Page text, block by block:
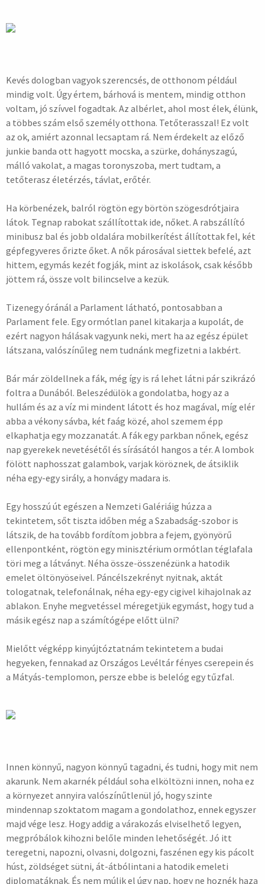
Kevés dologban vagyok szerencsés, de otthonom például
mindig volt. Úgy értem, bárhová is mentem, mindig otthon
voltam, jó szívvel fogadtak. Az albérlet, ahol most élek, élünk,
a többes szám első személy otthona. Tetőterasszal! Ez volt
az ok, amiért azonnal lecsaptam rá. Nem érdekelt az előző
junkie banda ott hagyott mocska, a szürke, dohányszagú,
málló vakolat, a magas toronyszoba, mert tudtam, a
tetőterasz életérzés, távlat, erőtér.
Ha körbenézek, balról rögtön egy börtön szögesdrótjaira
látok. Tegnap rabokat szállítottak ide, nőket. A rabszállító
minibusz bal és jobb oldalára mobilkerítést állítottak fel, két
gépfegyveres őrizte őket. A nők párosával siettek befelé, azt
hittem, egymás kezét fogják, mint az iskolások, csak később
jöttem rá, össze volt bilincselve a kezük.
Tizenegy óránál a Parlament látható, pontosabban a
Parlament fele. Egy ormótlan panel kitakarja a kupolát, de
ezért nagyon hálásak vagyunk neki, mert ha az egész épület
látszana, valószínűleg nem tudnánk megfizetni a lakbért.
Bár már zöldellnek a fák, még így is rá lehet látni pár szikrázó
foltra a Dunából. Beleszédülök a gondolatba, hogy az a
hullám és az a víz mi mindent látott és hoz magával, míg elér
abba a vékony sávba, két faág közé, ahol szemem épp
elkaphatja egy mozzanatát. A fák egy parkban nőnek, egész
nap gyerekek nevetésétől és sírásától hangos a tér. A lombok
fölött naphosszat galambok, varjak köröznek, de átsiklik
néha egy-egy sirály, a honvágy madara is.
Egy hosszú út egészen a Nemzeti Galériáig húzza a
tekintetem, sőt tiszta időben még a Szabadság-szobor is
látszik, de ha tovább fordítom jobbra a fejem, gyönyörű
ellenpontként, rögtön egy minisztérium ormótlan téglafala
töri meg a látványt. Néha össze-összenézünk a hatodik
emelet öltönyöseivel. Páncélszekrényt nyitnak, aktát
tologatnak, telefonálnak, néha egy-egy cigivel kihajolnak az
ablakon. Enyhe megvetéssel méregetjük egymást, hogy tud a
másik egész nap a számítógépe előtt ülni?
Mielőtt végképp kinyújtóztatnám tekintetem a budai
hegyeken, fennakad az Országos Levéltár fényes cserepein és
a Mátyás-templomon, persze ebbe is belelóg egy tűzfal.
Innen könnyű, nagyon könnyű tagadni, és tudni, hogy mit nem
akarunk. Nem akarnék például soha elköltözni innen, noha ez
a környezet annyira valószínűtlenül jó, hogy szinte
mindennap szoktatom magam a gondolathoz, ennek egyszer
majd vége lesz. Hogy addig a várakozás elviselhető legyen,
megpróbálok kihozni belőle minden lehetőségét. Jó itt
teregetni, napozni, olvasni, dolgozni, faszénen egy kis pácolt
húst, zöldséget sütni, át-átbólintani a hatodik emeleti
diplomatáknak. És nem múlik el úgy nap, hogy ne hoznék haza